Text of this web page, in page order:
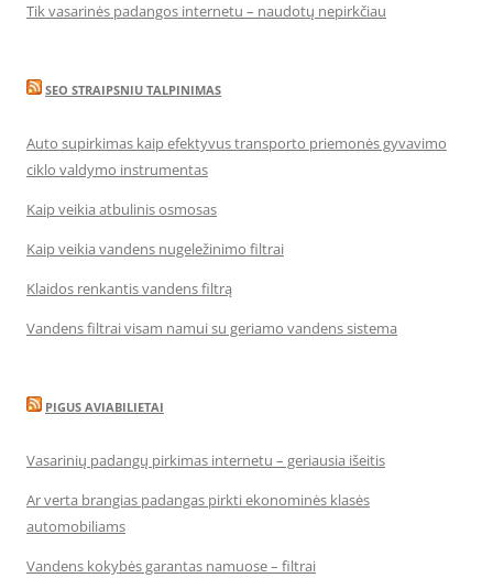
Tik vasarinės padangos internetu – naudotų nepirkčiau
SEO STRAIPSNIU TALPINIMAS
Auto supirkimas kaip efektyvus transporto priemonės gyvavimo
ciklo valdymo instrumentas
Kaip veikia atbulinis osmosas
Kaip veikia vandens nugeležinimo filtrai
Klaidos renkantis vandens filtrą
Vandens filtrai visam namui su geriamo vandens sistema
PIGUS AVIABILIETAI
Vasarinių padangų pirkimas internetu – geriausia išeitis
Ar verta brangias padangas pirkti ekonominės klasės
automobiliams
Vandens kokybės garantas namuose – filtrai